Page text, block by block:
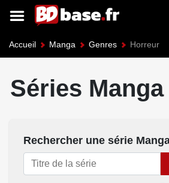
Accueil Manga Genres Horreur
Séries
Rechercher une série